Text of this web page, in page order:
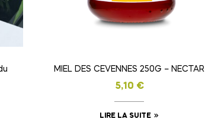
MIEL DES CEVENNES 250G – NECTAR
5,10 €
LIRE LA SUITE